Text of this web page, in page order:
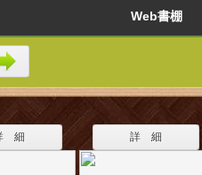
Web書棚
細 詳 細